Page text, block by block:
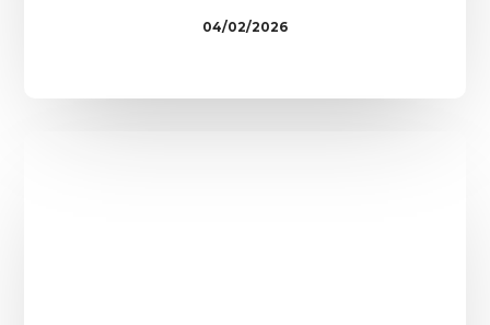
04/02/2026